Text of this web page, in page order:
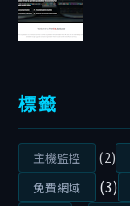
g
-
2
8
2
0
2
標籤
主機監控 (2)
免費網域 (3)